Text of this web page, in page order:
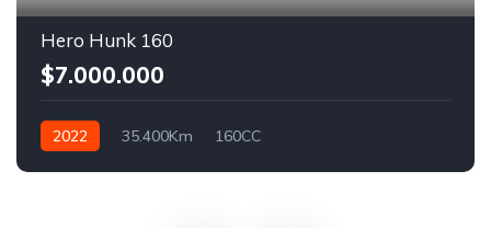
Hero Hunk 160
$7.000.000
2022 35.400Km 160CC